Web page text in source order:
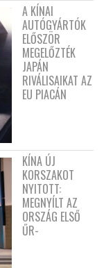
A KÍNAI
AUTÓGYÁRTÓK
ELŐSZÖR
MEGELŐZTÉK
JAPÁN
RIVÁLISAIKAT AZ
EU PIACÁN
KÍNA ÚJ
KORSZAKOT
NYITOTT:
MEGNYÍLT AZ
ORSZÁG ELSŐ
ŰR-